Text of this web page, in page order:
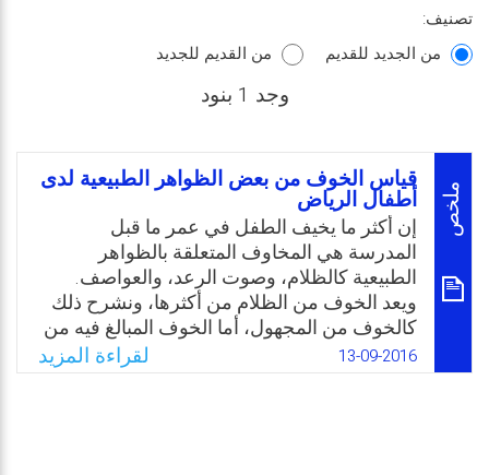
تصنيف:
من الجديد للقديم
من القديم للجديد
وجد 1 بنود
ملخص
قياس الخوف من بعض الظواهر الطبيعية لدى
أطفال الرياض
إن أكثر ما يخيف الطفل في عمر ما قبل
المدرسة هي المخاوف المتعلقة بالظواهر
الطبيعية كالظلام، وصوت الرعد، والعواصف.
ويعد الخوف من الظلام من أكثرها، ونشرح ذلك
كالخوف من المجهول، أما الخوف المبالغ فيه من
الظلام لارتباطه بخرافات وذكريات مخيفة
كالغولة والعفاريت والجن، وكل ما ينسجه خيال
13-09-2016 لقراءة المزيد